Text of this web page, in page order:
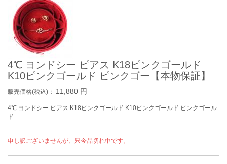
4℃ ヨンドシー ピアス K18ピンクゴールド
K10ピンクゴールド ピンクゴー【本物保証】
販売価格(税込)： 11,880 円
4℃ ヨンドシー ピアス K18ピンクゴールド K10ピンクゴールド ピンクゴール
ド
申し訳ございませんが、只今品切れ中です。